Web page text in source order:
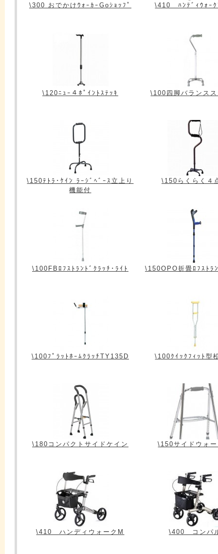
\300 おでかけｳｫｰｶｰGoｼｮｯﾌﾟ \410 ﾊﾝﾃﾞｨｳｫｰｸ
\120ﾆｭｰ４ﾎﾟｲﾝﾄｽﾃｯｷ \100四脚バランス
\150ﾃﾄﾗ･ｹｲﾝ ﾗｰｼﾞﾍﾞｰｽ立上り
機能付
\150らくらく４
\100FBﾛﾌｽﾄﾗﾝﾄﾞｸﾗｯﾁ･ﾗｲﾄ \150OPO折畳ﾛﾌｽﾄﾗ
\100ﾌﾟﾗｯﾄﾎｰﾑｸﾗｯﾁTY135D \100ｸｲｯｸﾌｨｯﾄ型
\180コンパクトサイドケイン \150サイドウォ
\410 ハンディウォークM \400 コンパ